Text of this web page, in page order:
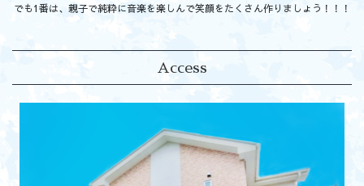
でも1番は、親子で純粋に音楽を楽しんで笑顔をたくさん作りましょう！！！
Access